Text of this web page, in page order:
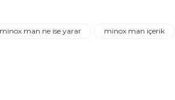
minox man ne ise yarar minox man içerik